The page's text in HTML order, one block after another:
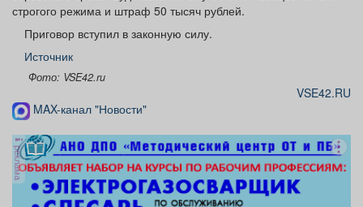
строгого режима и штраф 50 тысяч рублей.
Приговор вступил в законную силу.
Источник
Фото: VSE42.ru
VSE42.RU
MAX-канал "Новости"
реклама